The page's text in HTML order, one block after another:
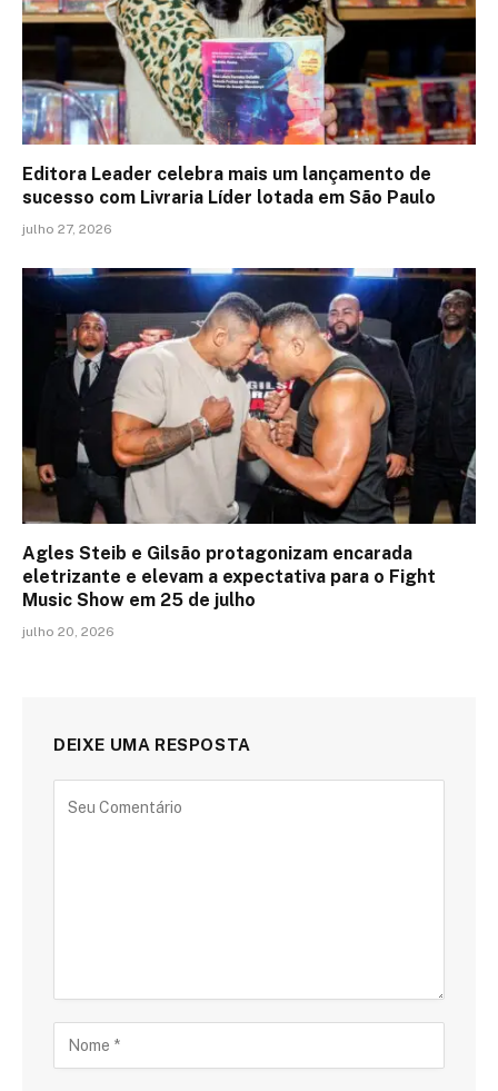
Editora Leader celebra mais um lançamento de
sucesso com Livraria Líder lotada em São Paulo
julho 27, 2026
Agles Steib e Gilsão protagonizam encarada
eletrizante e elevam a expectativa para o Fight
Music Show em 25 de julho
julho 20, 2026
DEIXE UMA RESPOSTA